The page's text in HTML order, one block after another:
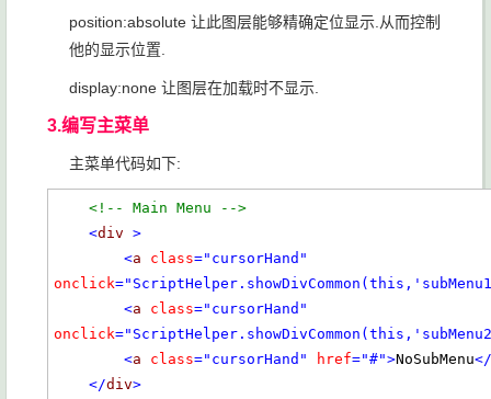
position:absolute 让此图层能够精确定位显示.从而控制
他的显示位置.
display:none 让图层在加载时不显示.
3.编写主菜单
主菜单代码如下:
<!-- Main Menu -->
<div >
<a class="cursorHand"
onclick
<a class="cursorHand"
onclick
<a class="cursorHand" href="#">NoSubMenu</
</div>